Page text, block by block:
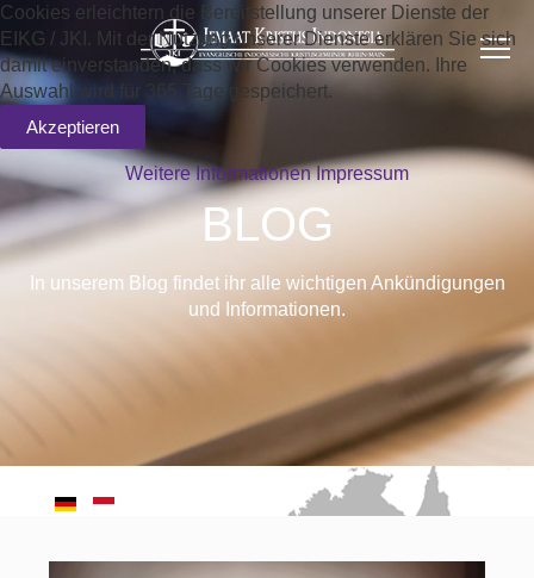
BLOG
In unserem Blog findet ihr alle wichtigen Ankündigungen
und Informationen.
Cookies erleichtern die Bereitstellung unserer Dienste der
EIKG / JKI. Mit der Nutzung unserer Dienste erklären Sie sich
damit einverstanden, dass wir Cookies verwenden. Ihre
Auswahl wird für 365 Tage gespeichert.
Akzeptieren
Weitere Informationen Impressum